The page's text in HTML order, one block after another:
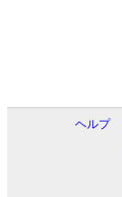
ヘルプ